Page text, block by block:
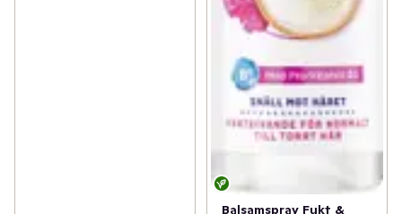
Balsamspray Fukt &